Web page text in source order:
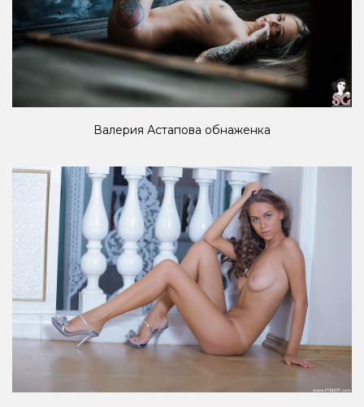
Валерия Астапова обнаженка